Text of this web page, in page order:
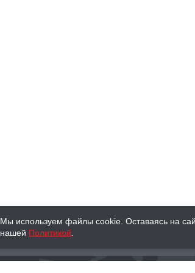
КНИГИ
Мы используем файлы cookie. Оставаясь на
нашей Политикой